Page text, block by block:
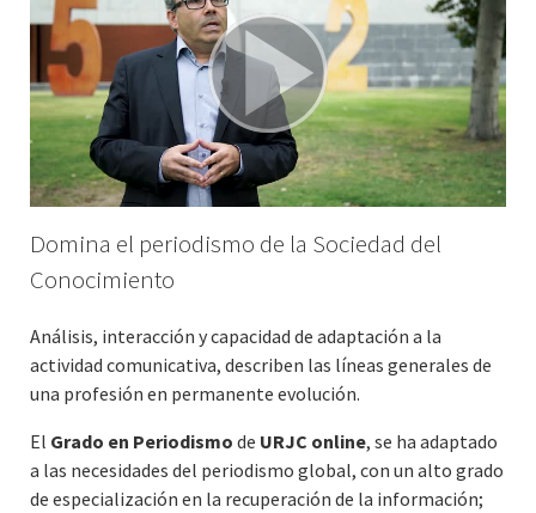
Domina el periodismo de la Sociedad del
Conocimiento
Análisis, interacción y capacidad de adaptación a la
actividad comunicativa, describen las líneas generales de
una profesión en permanente evolución.
El Grado en Periodismo de URJC online, se ha adaptado
a las necesidades del periodismo global, con un alto grado
de especialización en la recuperación de la información;